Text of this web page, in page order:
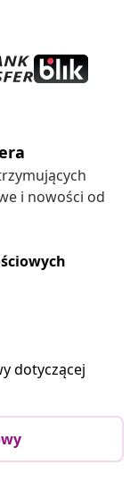
i nowości od
dotyczącej